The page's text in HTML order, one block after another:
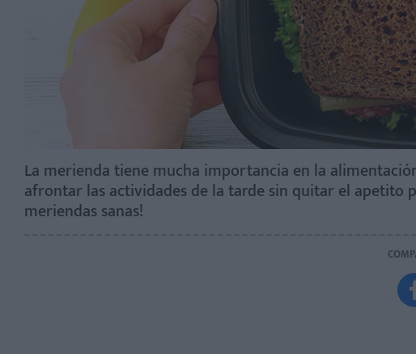
La merienda tiene mucha importancia en la
afrontar las actividades de la tarde sin quitar el apetito
meriendas sanas!